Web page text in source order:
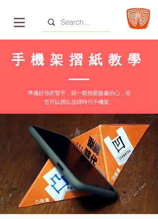
手機架摺紙教學
準備好你的雙手，跟一顆熱愛版畫的心，你
也可以摺出版繹時代手機架。